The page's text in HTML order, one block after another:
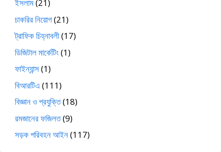
ইসলাম(21)
চাকরির নিয়োগ(21)
ট্রাফিক চিহ্নাবলী(17)
ডিজিটাল মার্কেটিং(1)
ফাইন্যান্স(1)
বিআরটিএ (111)
বিজ্ঞান ও প্রযুক্তি(18)
রমজানের ফজিলত(9)
সড়ক পরিবহন আইন(117)